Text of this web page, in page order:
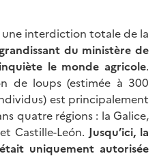
une interdiction totale de la
du ministère de
le monde agricole.
de loups (estimée à 300
est principalement
quatre régions : la Galice,
Castille-León. Jusqu’ici, la
uniquement autorisée